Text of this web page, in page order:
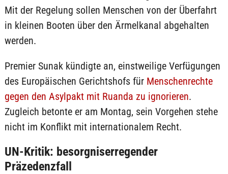
Mit der Regelung sollen Menschen von der Überfahrt
in kleinen Booten über den Ärmelkanal abgehalten
werden.
Premier Sunak kündigte an, einstweilige Verfügungen
des Europäischen Gerichtshofs für Menschenrechte
gegen den Asylpakt mit Ruanda zu ignorieren.
Zugleich betonte er am Montag, sein Vorgehen stehe
nicht im Konflikt mit internationalem Recht.
UN-Kritik: besorgniserregender
Präzedenzfall